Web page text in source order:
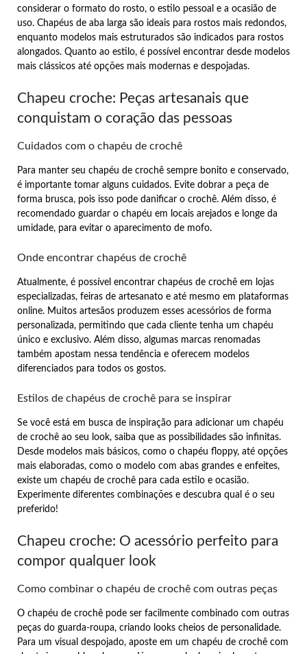
considerar o formato do rosto, o estilo pessoal e a ocasião de
uso. Chapéus de aba larga são ideais para rostos mais redondos,
enquanto modelos mais estruturados são indicados para rostos
alongados. Quanto ao estilo, é possível encontrar desde modelos
mais clássicos até opções mais modernas e despojadas.
Chapeu croche: Peças artesanais que
conquistam o coração das pessoas
Cuidados com o chapéu de crochê
Para manter seu chapéu de crochê sempre bonito e conservado,
é importante tomar alguns cuidados. Evite dobrar a peça de
forma brusca, pois isso pode danificar o crochê. Além disso, é
recomendado guardar o chapéu em locais arejados e longe da
umidade, para evitar o aparecimento de mofo.
Onde encontrar chapéus de crochê
Atualmente, é possível encontrar chapéus de crochê em lojas
especializadas, feiras de artesanato e até mesmo em plataformas
online. Muitos artesãos produzem esses acessórios de forma
personalizada, permitindo que cada cliente tenha um chapéu
único e exclusivo. Além disso, algumas marcas renomadas
também apostam nessa tendência e oferecem modelos
diferenciados para todos os gostos.
Estilos de chapéus de crochê para se inspirar
Se você está em busca de inspiração para adicionar um chapéu
de crochê ao seu look, saiba que as possibilidades são infinitas.
Desde modelos mais básicos, como o chapéu floppy, até opções
mais elaboradas, como o modelo com abas grandes e enfeites,
existe um chapéu de crochê para cada estilo e ocasião.
Experimente diferentes combinações e descubra qual é o seu
preferido!
Chapeu croche: O acessório perfeito para
compor qualquer look
Como combinar o chapéu de crochê com outras peças
O chapéu de crochê pode ser facilmente combinado com outras
peças do guarda-roupa, criando looks cheios de personalidade.
Para um visual despojado, aposte em um chapéu de crochê com